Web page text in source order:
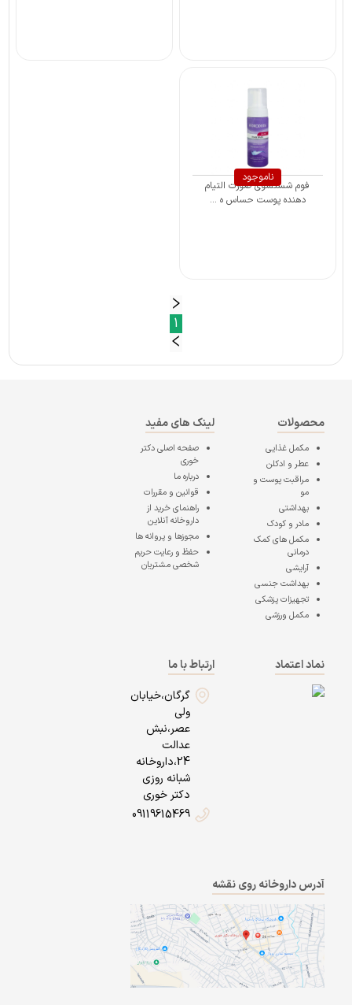
ناموجود
فوم شستشوی صورت التیام
دهنده پوست حساس ه ...
1
محصولات
مکمل غذایی
عطر و ادکلن
مراقبت پوست و
مو
بهداشتی
مادر و کودک
مکمل های کمک
درمانی
آرایشی
بهداشت جنسی
تجهیزات پزشکی
مکمل ورزشی
لینک های مفید
صفحه اصلیدکتر
خوری
درباره ما
قوانین و مقررات
راهنمای خرید از
داروخانه آنلاین
مجوزها و پروانه ها
حفظ و رعایت حریم
شخصی مشتریان
نماد اعتماد
ارتباط با ما
گرگان،خیابان
ولی
عصر،نبش
عدالت
24،داروخانه
شبانه روزی
دکتر خوری
09119615469
آدرس داروخانه روی نقشه